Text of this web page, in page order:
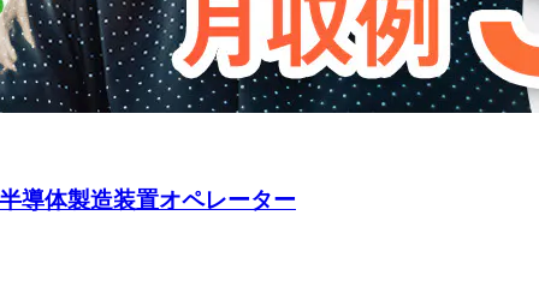
導体製造装置オペレーター